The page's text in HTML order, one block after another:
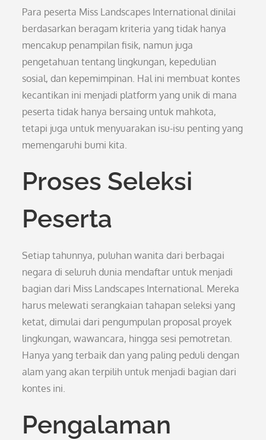
Para peserta Miss Landscapes International dinilai
berdasarkan beragam kriteria yang tidak hanya
mencakup penampilan fisik, namun juga
pengetahuan tentang lingkungan, kepedulian
sosial, dan kepemimpinan. Hal ini membuat kontes
kecantikan ini menjadi platform yang unik di mana
peserta tidak hanya bersaing untuk mahkota,
tetapi juga untuk menyuarakan isu-isu penting yang
memengaruhi bumi kita.
Proses Seleksi
Peserta
Setiap tahunnya, puluhan wanita dari berbagai
negara di seluruh dunia mendaftar untuk menjadi
bagian dari Miss Landscapes International. Mereka
harus melewati serangkaian tahapan seleksi yang
ketat, dimulai dari pengumpulan proposal proyek
lingkungan, wawancara, hingga sesi pemotretan.
Hanya yang terbaik dan yang paling peduli dengan
alam yang akan terpilih untuk menjadi bagian dari
kontes ini.
Pengalaman